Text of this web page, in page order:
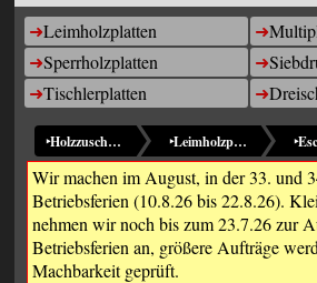
Leimholzplatten
Sperrholzplatten
Tischlerplatten
‣ Holzzuschnitte (Home) ‣ Leimholzplatten-im-Versand ‣
Wir machen im August, in der 33. und
Betriebsferien (10.8.26 bis 22.8.26).
nehmen wir noch bis zum 23.7.26 zur
Betriebsferien an, größere Aufträge
Machbarkeit geprüft.